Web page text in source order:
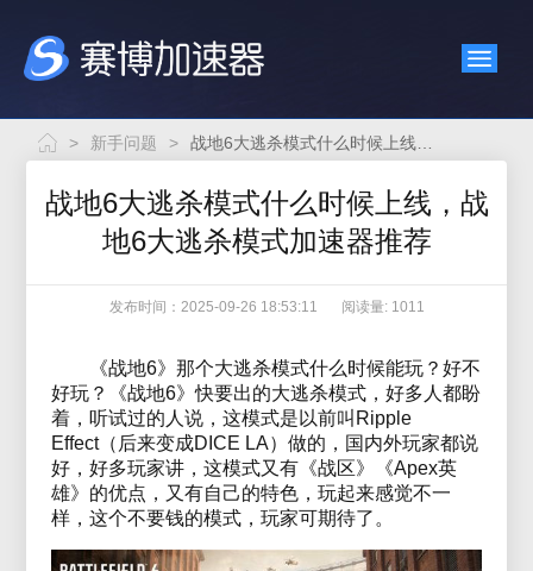
> 新手问题 >
战地6大逃杀模式什么时候上线，战
地6大逃杀模式加速器推荐
发布时间：2025-09-26 18:53:11 阅读量: 1011
《战地6》那个大逃杀模式什么时候能玩？好不
好玩？《战地6》快要出的大逃杀模式，好多人都盼
着，听试过的人说，这模式是以前叫Ripple
Effect（后来变成DICE LA）做的，国内外玩家都说
好，好多玩家讲，这模式又有《战区》《Apex英
雄》的优点，又有自己的特色，玩起来感觉不一
样，这个不要钱的模式，玩家可期待了。